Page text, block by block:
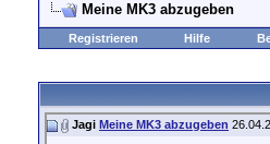
Meine MK3 abzugeben
Registrieren Hilfe
Jagi Meine MK3 abzugeben